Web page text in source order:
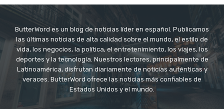
ButterWord es un blog de noticias líder en español. Publicamos
las últimas noticias de alta calidad sobre el mundo, el estilo de
vida, los negocios, la política, el entretenimiento, los viajes, los
deportes y la tecnología. Nuestros lectores, principalmente de
Latinoamérica, disfrutan diariamente de noticias auténticas y
veraces. ButterWord ofrece las noticias más confiables de
Estados Unidos y el mundo.